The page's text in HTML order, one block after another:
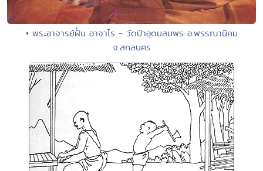
• พระอาจารย์ฝั้น อาจาโร - วัดป่าอุดมสมพร อ.พรรณานิคม
จ.สกลนคร